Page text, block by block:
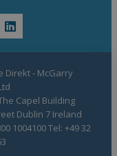
linkedin
Direkt - McGarry
Capel Building
Dublin 7 Ireland
1004100 Tel: +49 32